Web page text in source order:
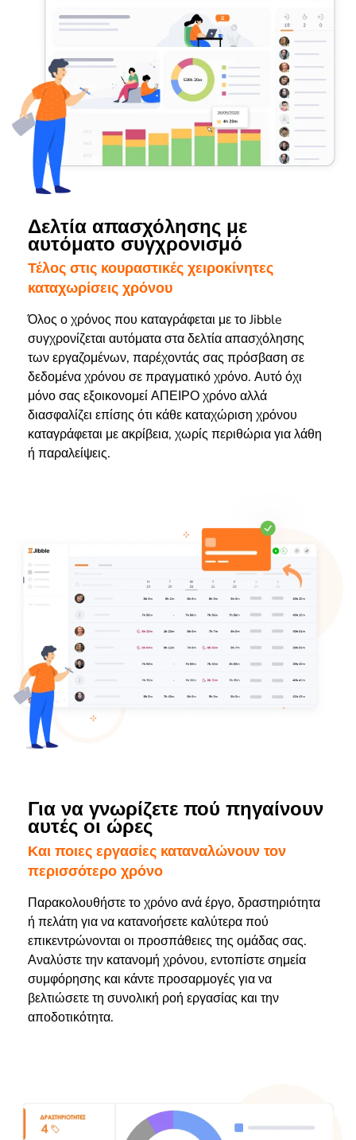
Δελτία απασχόλησης με
αυτόματο συγχρονισμό
Τέλος στις κουραστικές χειροκίνητες
καταχωρίσεις χρόνου
Όλος ο χρόνος που καταγράφεται με το Jibble
συγχρονίζεται αυτόματα στα δελτία απασχόλησης
των εργαζομένων, παρέχοντάς σας πρόσβαση σε
δεδομένα χρόνου σε πραγματικό χρόνο. Αυτό όχι
μόνο σας εξοικονομεί ΑΠΕΙΡΟ χρόνο αλλά
διασφαλίζει επίσης ότι κάθε καταχώριση χρόνου
καταγράφεται με ακρίβεια, χωρίς περιθώρια για λάθη
ή παραλείψεις.
Για να γνωρίζετε πού πηγαίνουν
αυτές οι ώρες
Και ποιες εργασίες καταναλώνουν τον
περισσότερο χρόνο
Παρακολουθήστε το χρόνο ανά έργο, δραστηριότητα
ή πελάτη για να κατανοήσετε καλύτερα πού
επικεντρώνονται οι προσπάθειες της ομάδας σας.
Αναλύστε την κατανομή χρόνου, εντοπίστε σημεία
συμφόρησης και κάντε προσαρμογές για να
βελτιώσετε τη συνολική ροή εργασίας και την
αποδοτικότητα.